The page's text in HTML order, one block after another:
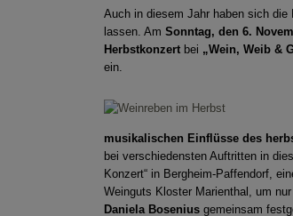
Auch in diesem Jahr haben sich die
lassen. Am Sonntag, den 6.
Herbstkonzert bei „Wein, Weib &
ein.
musikalischen Einflüsse des
bei verschiedensten Auftritten in
Konzert“ in Bergheim-Paffendorf,
Weinguts Kloster Marienthal, um
Daniela Bosenius gemeinsam